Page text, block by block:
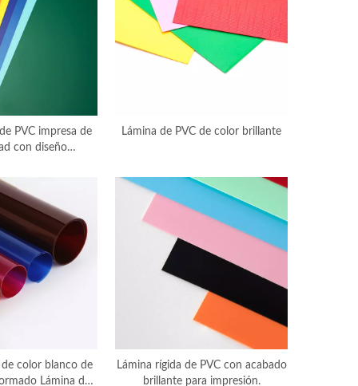
PVC impresa de
con diseño
Lámina de PVC de color brillante
color blanco de
Lámina de
Lámina rígida de PVC con acabado
brillante para impresión.